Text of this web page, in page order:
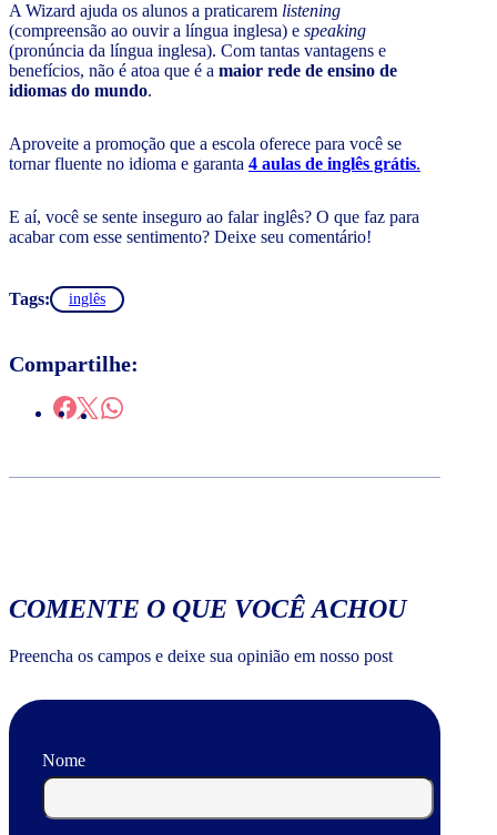
A Wizard ajuda os alunos a praticarem listening
(compreensão ao ouvir a língua inglesa) e speaking
(pronúncia da língua inglesa). Com tantas vantagens e
benefícios, não é atoa que é a maior rede de ensino de
idiomas do mundo.
Aproveite a promoção que a escola oferece para você se
tornar fluente no idioma e garanta 4 aulas de inglês grátis.
E aí, você se sente inseguro ao falar inglês? O que faz para
acabar com esse sentimento? Deixe seu comentário!
Tags: inglês
Compartilhe:
COMENTE O QUE VOCÊ ACHOU
Preencha os campos e deixe sua opinião em nosso post
Nome